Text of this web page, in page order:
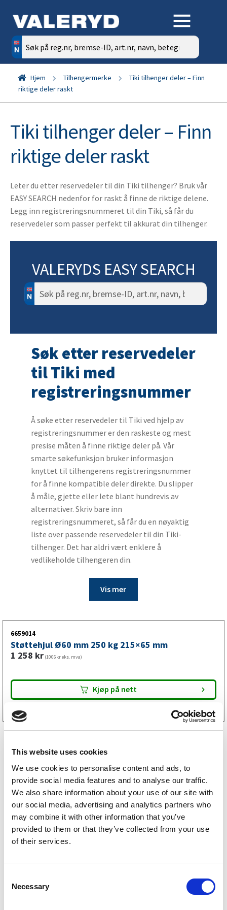
This website uses cookies
We use cookies to personalise content and ads, to
provide social media features and to analyse our traffic.
We also share information about your use of our site with
our social media, advertising and analytics partners who
may combine it with other information that you’ve
provided to them or that they’ve collected from your use
of their services.
Necessary
Søk
etter:
Hjem Tilhengermerke
Tiki tilhenger deler – Finn
riktige deler raskt
Tiki tilhenger deler – Finn
riktige deler raskt
Leter du etter reservedeler til din Tiki tilhenger? Bruk vår
EASY SEARCH nedenfor for raskt å finne de riktige delene.
Legg inn registreringsnummeret til din Tiki, så får du
reservedeler som passer perfekt til akkurat din tilhenger.
VALERYDS EASY SEARCH
Søk
etter:
Søk etter reservedeler
til Tiki med
registreringsnummer
Å søke etter reservedeler til Tiki ved hjelp av
registreringsnummer er den raskeste og mest
presise måten å finne riktige deler på. Vår
smarte søkefunksjon bruker informasjon
knyttet til tilhengerens registreringsnummer
for å finne kompatible deler direkte. Du slipper
å måle, gjette eller lete blant hundrevis av
alternativer. Skriv bare inn
registreringsnummeret, så får du en nøyaktig
liste over passende reservedeler til din Tiki-
tilhenger. Det har aldri vært enklere å
vedlikeholde tilhengeren din.
Vis mer
6659014
Støttehjul Ø60 mm 250 kg 215×65 mm
1 258 kr (1006kr eks. mva)
Kjøp på nett
Variant reservedeler